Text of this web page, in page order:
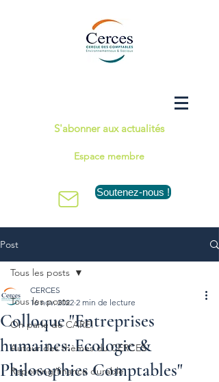
S'abonner aux actualités
Espace membre
Soutenez-nous !
Post
Tous les posts
On parle de CARE!
Autour des thèmes du CERCES
Reporting/finance durable
Tous les posts
Colloque "Entreprises
humaines: Ecologie &
Philosophies Comptables"
CERCES
16 nov. 2022 2 min de lecture